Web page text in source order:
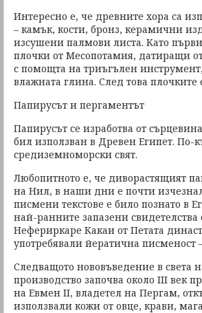
Интересно е, че древните хора са
– камък, кости, бронз, керамични
изсушени палмови листа. Като
плочки от Месопотамия, датиращи
с помощта на триъгълен
влажната глина. След това
Папирусът и пергаментът
Папирусът се изработва от
бил използван в Древен Египет. По-
средиземноморски свят.
Любопитното е, че диворастящият
на Нил, в наши дни е почти
писмени текстове е било познато в
най-ранните запазени
Нефериркаре Какаи от Петата
употребявали йератична
Следващото нововъведение в света
производство започва около ІІІ век
на Евмен ІІ, владетел на Пергам,
използвали кожи от овце, крави,